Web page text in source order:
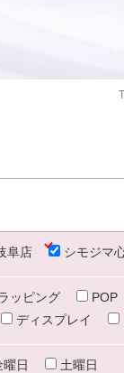
阜店 シモジマ
ッピング POP
ディスプレイ
曜日 土曜日